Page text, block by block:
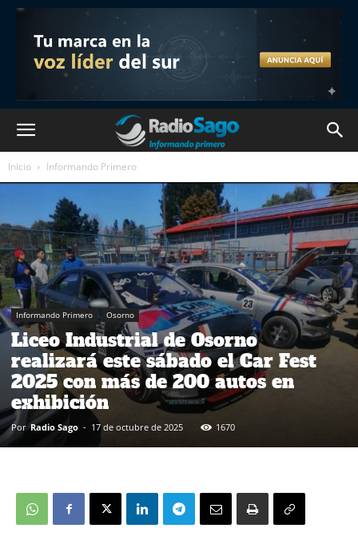
Inicio Informando Primero
Informando Primero Osorno
Liceo Industrial de Osorno
realizará este sábado el Car Fest
2025 con más de 200 autos en
exhibición
Por Radio Sago - 17 de octubre de 2025 1670